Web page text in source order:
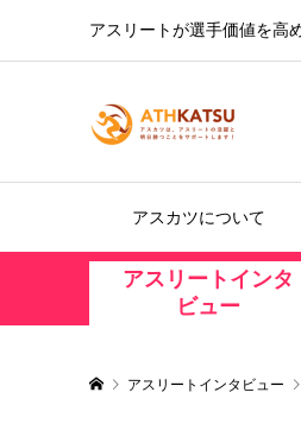
アスリートが選手価値を高
アスカツについて
アスリートインタ
ビュー
アスリートインタビュー